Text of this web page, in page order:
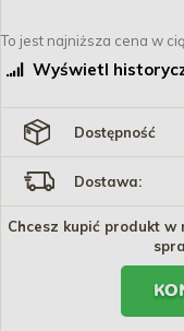
To jest najniższa cena w
Wyświetl
Dostępność
Dostawa:
Chcesz kupić produkt